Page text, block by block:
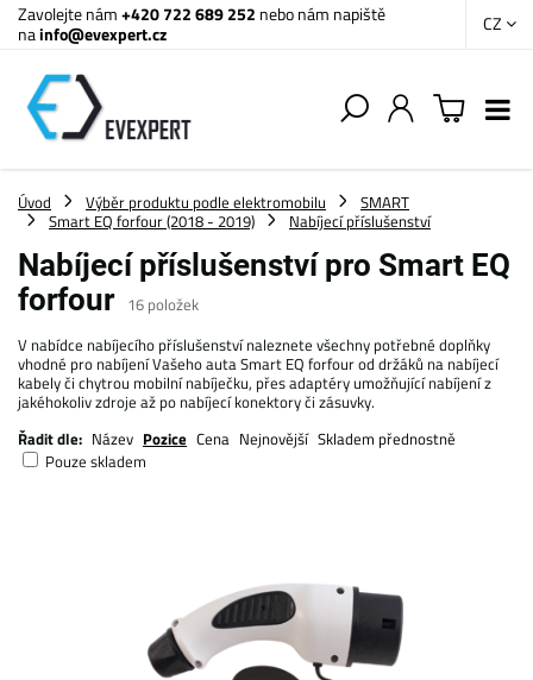
Zavolejte nám+420 722 689 252 nebo nám napiště
nainfo@evexpert.cz CZ
Úvod Výběr produktu podle elektromobilu
SMART
Smart EQ forfour (2018 - 2019)
Nabíjecí příslušenství
Nabíjecí příslušenství pro Smart EQ
forfour 16 položek
V nabídce nabíjecího příslušenství naleznete všechny potřebné doplňky
vhodné pro nabíjení Vašeho auta Smart EQ forfour od držáků na nabíjecí
kabely či chytrou mobilní nabíječku, přes adaptéry umožňující nabíjení z
jakéhokoliv zdroje až po nabíjecí konektory či zásuvky.
Řadit dle: Název Pozice Cena Nejnovější Skladem přednostně
Pouze skladem